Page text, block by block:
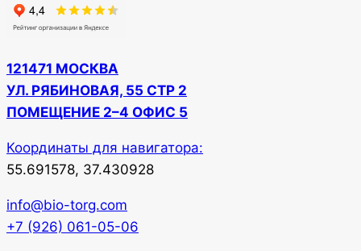
121471 МОСКВА
УЛ. РЯБИНОВАЯ, 55 СТР 2
ПОМЕЩЕНИЕ 2–4 ОФИС 5
Координаты для навигатора:
55.691578, 37.430928
info@bio-torg.com
+7 (926) 061-05-06